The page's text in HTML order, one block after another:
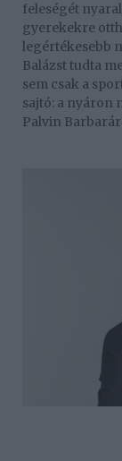
feleségét
gyerekekre
legértékesebb
Balázst tudta
sem csak a
sajtó: a nyáron
Palvin